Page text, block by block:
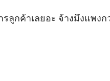
ลูกค้าเลยอะ จ้างมึงแพงก